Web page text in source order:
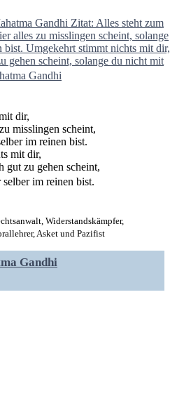
dir,
misslingen scheint,
im reinen bist.
mit dir,
gut zu gehen scheint,
im reinen bist.
Widerstandskämpfer,
Asket und Pazifist
Gandhi